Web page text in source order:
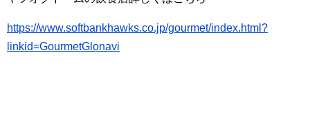
https://www.softbankhawks.co.jp/gourmet/index.html?
linkid=GourmetGlonavi